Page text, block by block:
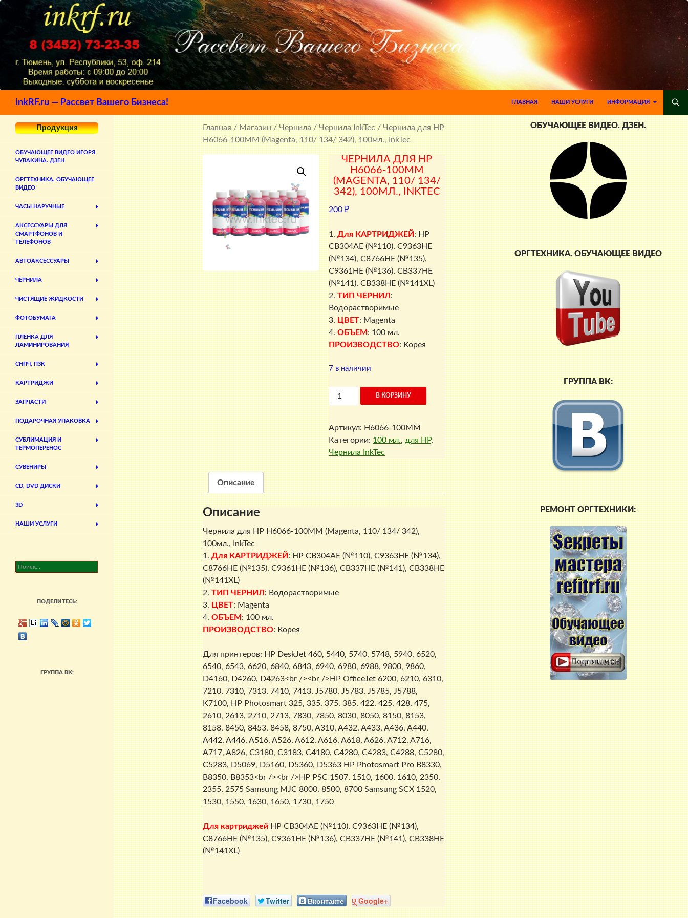
inkRF.ru — Рассвет Вашего Бизнеса!
ГЛАВНАЯ
НАШИ УСЛУГИ ИНФОРМАЦИЯ
Главная/Магазин/Чернила/Чернила InkTec/ Чернила для HP
H6066-100MM (Magenta, 110/ 134/ 342), 100мл., InkTec
ЧЕРНИЛА ДЛЯ HP
H6066-100MM
(MAGENTA, 110/ 134/
342), 100МЛ., INKTEC
200₽
1.Для КАРТРИДЖЕЙ : HP
CB304AE (№110), C9363HE
(№134), C8766HE (№135),
C9361HE (№136), CB337HE
(№141), CB338HE (№141XL)
2.ТИП ЧЕРНИЛ :
Водорастворимые
3. ЦВЕТ: Magenta
4. ОБЪЕМ : 100 мл.
ПРОИЗВОДСТВО: Корея
7 в наличии
Количество
товара
Чернила
для
HP
H6066-
100MM
(Magenta,
110/
134/
100мл.,
В КОРЗИНУ
Артикул: H6066-100MM
Категории: 100 мл.,для HP,
Чернила InkTec
Описание
Описание
Чернила для HP H6066-100MM (Magenta, 110/ 134/ 342),
100мл., InkTec
1. Для КАРТРИДЖЕЙ : HP CB304AE (№110), C9363HE (№134),
C8766HE (№135), C9361HE (№136), CB337HE (№141), CB338HE
(№141XL)
2. ТИП ЧЕРНИЛ : Водорастворимые
3. ЦВЕТ: Magenta
4. ОБЪЕМ : 100 мл.
ПРОИЗВОДСТВО: Корея
Для принтеров: HP DeskJet 460, 5440, 5740, 5748, 5940, 6520,
6540, 6543, 6620, 6840, 6843, 6940, 6980, 6988, 9800, 9860,
D4160, D4260, D4263<br /><br />HP OfficeJet 6200, 6210, 6310,
7210, 7310, 7313, 7410, 7413, J5780, J5783, J5785, J5788,
K7100, HP Photosmart 325, 335, 375, 385, 422, 425, 428, 475,
2610, 2613, 2710, 2713, 7830, 7850, 8030, 8050, 8150, 8153,
8158, 8450, 8453, 8458, 8750, A310, A432, A433, A436, A440,
A442, A446, A516, A526, A612, A616, A618, A626, A712, A716,
A717, A826, C3180, C3183, C4180, C4280, C4283, C4288, C5280,
C5283, D5069, D5160, D5360, D5363 HP Photosmart Pro B8330,
B8350, B8353<br /><br />HP PSC 1507, 1510, 1600, 1610, 2350,
2355, 2575 Samsung MJC 8000, 8500, 8700 Samsung SCX 1520,
1530, 1550, 1630, 1650, 1730, 1750
Для картриджейHP CB304AE (№110), C9363HE (№134),
C8766HE (№135), C9361HE (№136), CB337HE (№141), CB338HE
(№141XL)
Facebook Twitter Вконтакте Google+
ОБУЧАЮЩЕЕ ВИДЕО. ДЗЕН.
ОРГТЕХНИКА. ОБУЧАЮЩЕЕ ВИДЕО
ГРУППА ВК:
РЕМОНТ ОРГТЕХНИКИ:
Продукция
ОБУЧАЮЩЕЕ ВИДЕО ИГОРЯ
ЧУВАКИНА. ДЗЕН
ОРГТЕХНИКА. ОБУЧАЮЩЕЕ
ВИДЕО
ЧАСЫ НАРУЧНЫЕ
АКСЕССУАРЫ ДЛЯ
СМАРТФОНОВ И
ТЕЛЕФОНОВ
АВТОАКСЕССУАРЫ
ЧЕРНИЛА
ЧИСТЯЩИЕ ЖИДКОСТИ
ФОТОБУМАГА
ПЛЕНКА ДЛЯ
ЛАМИНИРОВАНИЯ
СНПЧ, ПЗК
КАРТРИДЖИ
ЗАПЧАСТИ
ПОДАРОЧНАЯ УПАКОВКА
СУБЛИМАЦИЯ И
ТЕРМОПЕРЕНОС
СУВЕНИРЫ
CD, DVD ДИСКИ
3D
НАШИ УСЛУГИ
Найти:
ПОДЕЛИТЕСЬ:
ГРУППА ВК: